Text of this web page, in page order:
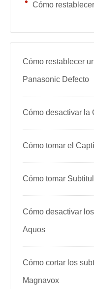
Cómo
Cómo restablecer
Panasonic Defecto
Cómo desactivar la
Cómo tomar el
Cómo tomar
Cómo desactivar
Aquos
Cómo cortar los
Magnavox